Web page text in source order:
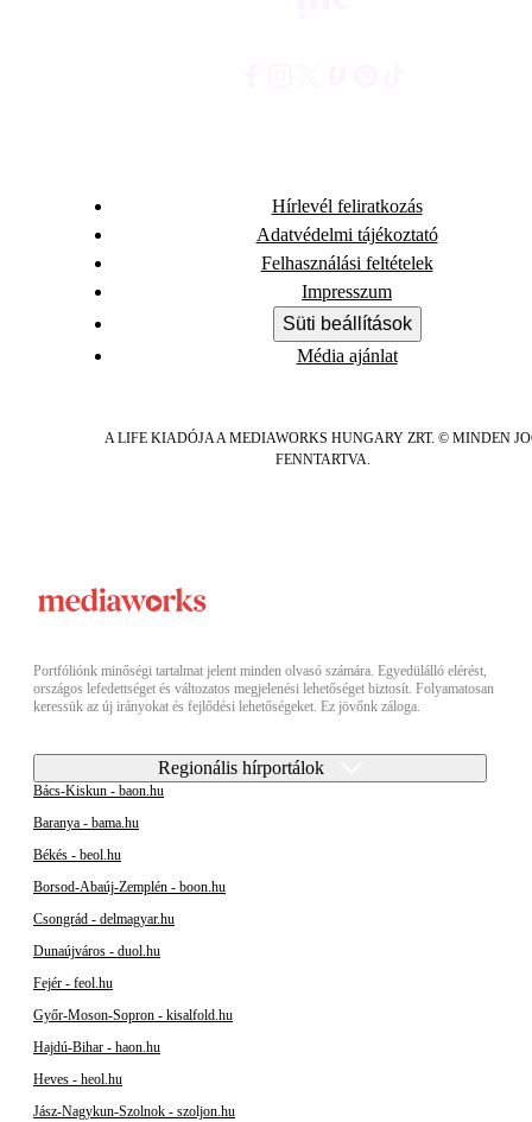
Hírlevél feliratkozás
Adatvédelmi tájékoztató
Felhasználási feltételek
Impresszum
Süti beállítások
Média ajánlat
A LIFE KIADÓJA A MEDIAWORKS HUNGARY ZRT. © MINDEN
FENNTARTVA.
Portfóliónk minőségi tartalmat jelent minden olvasó számára. Egyedülálló elérést,
országos lefedettséget és változatos megjelenési lehetőséget biztosít. Folyamatosan
keressük az új irányokat és fejlődési lehetőségeket. Ez jövőnk záloga.
Regionális hírportálok
Bács-Kiskun - baon.hu
Baranya - bama.hu
Békés - beol.hu
Borsod-Abaúj-Zemplén - boon.hu
Csongrád - delmagyar.hu
Dunaújváros - duol.hu
Fejér - feol.hu
Győr-Moson-Sopron - kisalfold.hu
Hajdú-Bihar - haon.hu
Heves - heol.hu
Jász-Nagykun-Szolnok - szoljon.hu